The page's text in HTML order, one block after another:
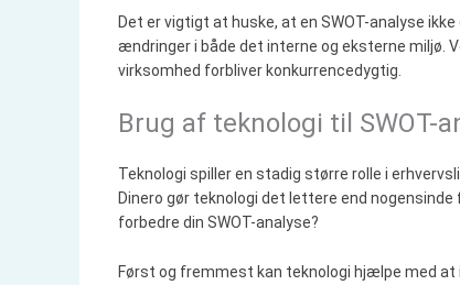
Det er vigtigt at huske, at en SWOT-analyse
ændringer i både det interne og eksterne miljø.
virksomhed forbliver konkurrencedygtig.
Brug af teknologi til SWOT-
Teknologi spiller en stadig større rolle i
Dinero gør teknologi det lettere end
forbedre din SWOT-analyse?
Først og fremmest kan teknologi hjælpe med